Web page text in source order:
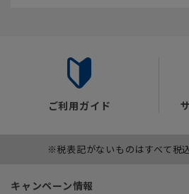
ご利用ガイド
※税表記がないものはすべて税
キャンペーン情報